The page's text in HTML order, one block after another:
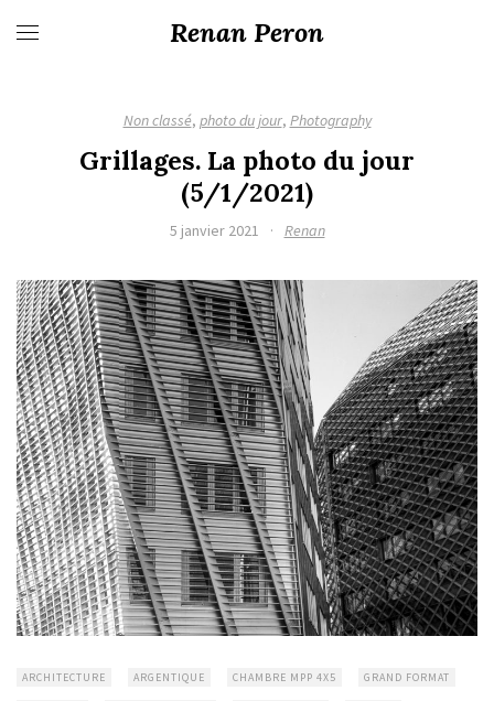
Renan Peron
Non classé, photo du jour, Photography
Grillages. La photo du jour
(5/1/2021)
5 janvier 2021 · Renan
ARCHITECTURE ARGENTIQUE CHAMBRE MPP 4X5 GRAND FORMAT